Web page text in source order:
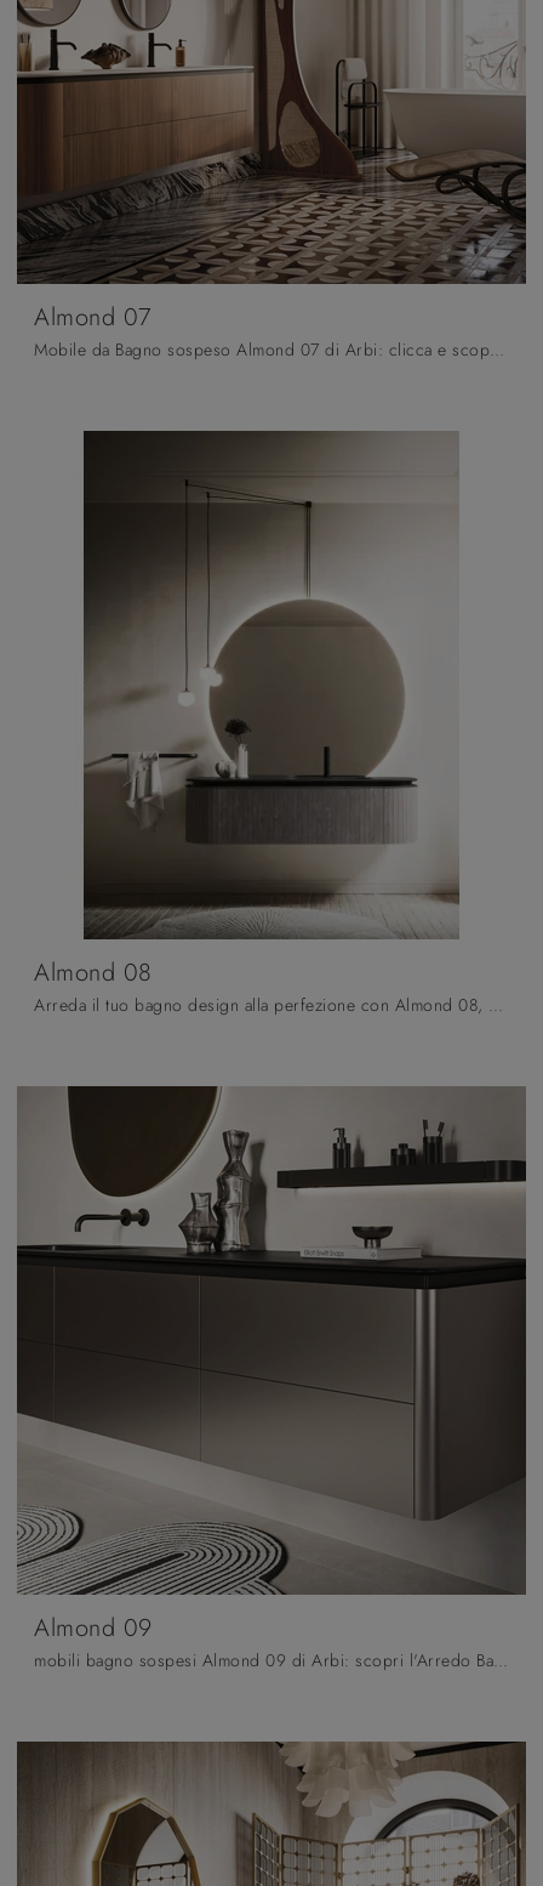
Almond 07
Mobile da Bagno sospeso Almond 07 di Arbi: clicca e scopri di più su mobili bagno sospesi in legno e elementi accessori del marchio.
Almond 08
Arreda il tuo bagno design alla perfezione con Almond 08, mobili bagno sospesi e oggetti in gres di Arbi.
Almond 09
mobili bagno sospesi Almond 09 di Arbi: scopri l'Arredo Bagno in laccato opaco design e arreda il tuo bagno.